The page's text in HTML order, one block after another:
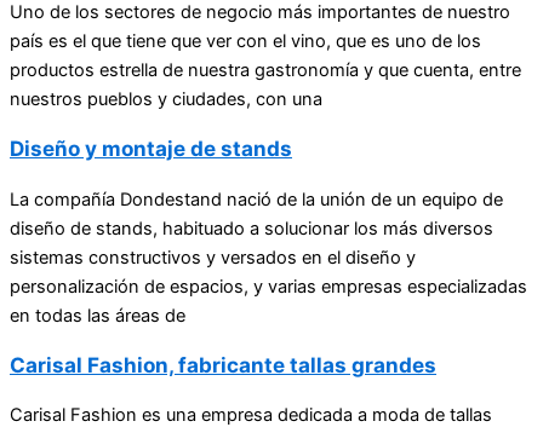
Uno de los sectores de negocio más importantes de nuestro
país es el que tiene que ver con el vino, que es uno de los
productos estrella de nuestra gastronomía y que cuenta, entre
nuestros pueblos y ciudades, con una
Diseño y montaje de stands
La compañía Dondestand nació de la unión de un equipo de
diseño de stands, habituado a solucionar los más diversos
sistemas constructivos y versados en el diseño y
personalización de espacios, y varias empresas especializadas
en todas las áreas de
Carisal Fashion, fabricante tallas grandes
Carisal Fashion es una empresa dedicada a moda de tallas